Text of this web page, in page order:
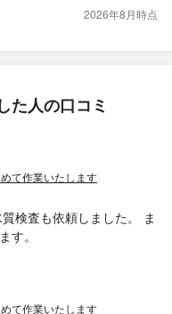
2026年8月時点
た人の口コミ
て作業いたします
検査も依頼しました。 ま
す。
て作業いたします